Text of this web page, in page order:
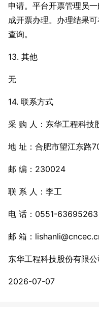
申请。平台开票管理员
成开票办理。办理结果
查询。
13. 其他
无
14. 联系方式
采 购 人：东华工程科技
地 址：合肥市望江东路
邮 编：230024
联 系 人：李工
电 话：0551-63695263
邮 箱：
东华工程科技股份有限公
2026-07-07